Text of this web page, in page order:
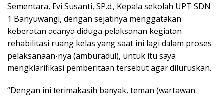
Sementara, Evi Susanti, SP.d., Kepala sekolah UPT SDN
1 Banyuwangi, dengan sejatinya menggatakan
keberatan adanya diduga pelaksanan kegiatan
rehabilitasi ruang kelas yang saat ini lagi dalam proses
pelaksanaan-nya (amburadul), untuk itu saya
mengklarifikasi pemberitaan tersebut agar diluruskan.
“Dengan ini terimakasih banyak, teman (wartawan